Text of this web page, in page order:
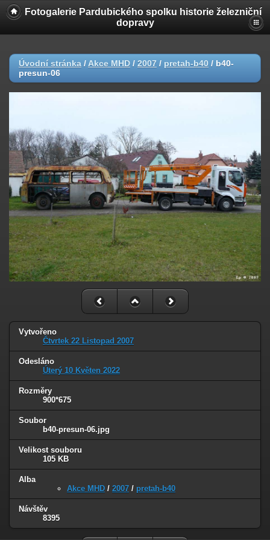
Fotogalerie Pardubického spolku historie železniční
dopravy
Úvodní stránka / Akce MHD / 2007 / pretah-b40 / b40-
presun-06
Vytvořeno
Čtvrtek 22 Listopad 2007
Odesláno
Úterý 10 Květen 2022
Rozměry
900*675
Soubor
b40-presun-06.jpg
Velikost souboru
105 KB
Alba
Akce MHD / 2007 / pretah-b40
Návštěv
8395